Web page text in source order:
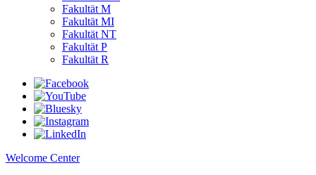
Fakultät M
Fakultät MI
Fakultät NT
Fakultät P
Fakultät R
Welcome Center